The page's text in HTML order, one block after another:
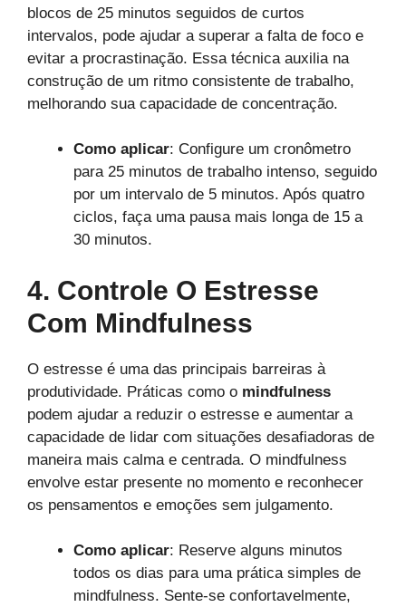
blocos de 25 minutos seguidos de curtos
intervalos, pode ajudar a superar a falta de foco e
evitar a procrastinação. Essa técnica auxilia na
construção de um ritmo consistente de trabalho,
melhorando sua capacidade de concentração.
Como aplicar: Configure um cronômetro
para 25 minutos de trabalho intenso, seguido
por um intervalo de 5 minutos. Após quatro
ciclos, faça uma pausa mais longa de 15 a
30 minutos.
4. Controle O Estresse
Com Mindfulness
O estresse é uma das principais barreiras à
produtividade. Práticas como o mindfulness
podem ajudar a reduzir o estresse e aumentar a
capacidade de lidar com situações desafiadoras de
maneira mais calma e centrada. O mindfulness
envolve estar presente no momento e reconhecer
os pensamentos e emoções sem julgamento.
Como aplicar: Reserve alguns minutos
todos os dias para uma prática simples de
mindfulness. Sente-se confortavelmente,